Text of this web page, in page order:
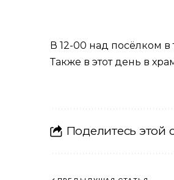
В 12-00 над посёлком
Также в этот день в
Поделитесь этой